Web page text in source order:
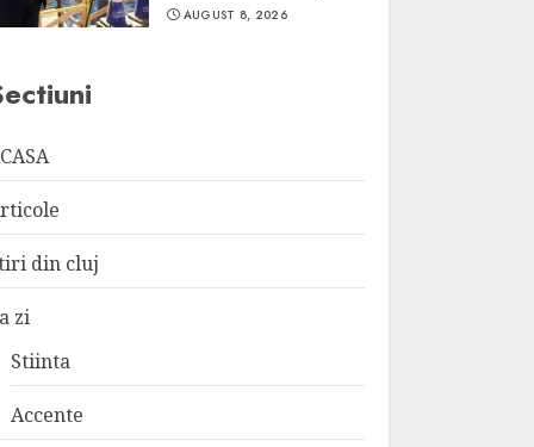
AUGUST 8, 2026
din cluj
zi
Stiinta
Accente